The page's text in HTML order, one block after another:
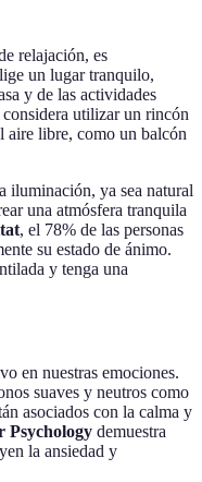
relajación, es
un lugar tranquilo,
y de las actividades
utilizar un rincón
aire libre, como un balcón
iluminación, ya sea natural
una atmósfera tranquila
, el 78% de las personas
su estado de ánimo.
y tenga una
en nuestras emociones.
suaves y neutros como
asociados con la calma y
Psychology demuestra
la ansiedad y